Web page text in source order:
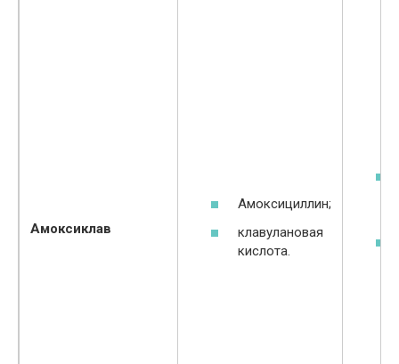
Амоксиклав
Амоксициллин;
клавулановая
кислота.